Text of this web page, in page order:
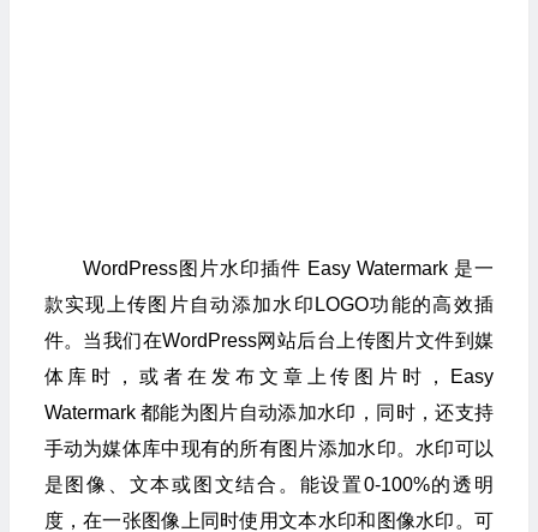
WordPress图片水印插件 Easy Watermark 是一
款实现上传图片自动添加水印LOGO功能的高效插
件。当我们在WordPress网站后台上传图片文件到媒
体库时，或者在发布文章上传图片时，Easy
Watermark 都能为图片自动添加水印，同时，还支持
手动为媒体库中现有的所有图片添加水印。水印可以
是图像、文本或图文结合。能设置0-100%的透明
度，在一张图像上同时使用文本水印和图像水印。可